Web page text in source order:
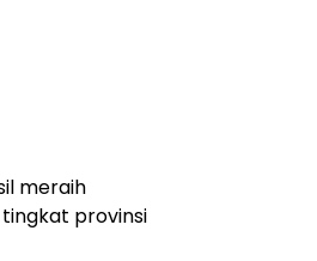
meraih
provinsi